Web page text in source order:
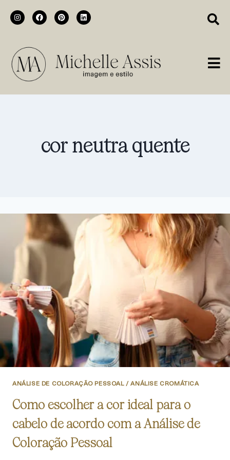
cor neutra quente
ANÁLISE DE COLORAÇÃO PESSOAL / ANÁLISE CROMÁTICA
Como escolher a cor ideal para o
cabelo de acordo com a Análise de
Coloração Pessoal